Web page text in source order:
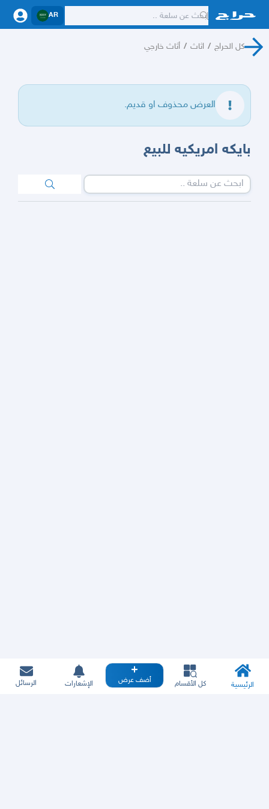
AR
كل الحراج / اثاث / أثاث خارجي
العرض محذوف او قديم.
بايكه امريكيه للبيع
الرئيسية كل الأقسام أضف عرض الإشعارات الرسائل